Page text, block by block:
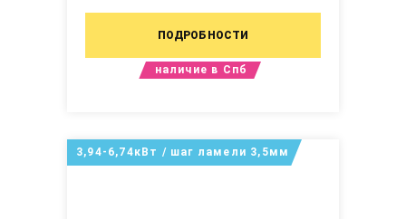
ПОДРОБНОСТИ
наличие в Спб
3,94-6,74кВт / шаг ламели 3,5мм